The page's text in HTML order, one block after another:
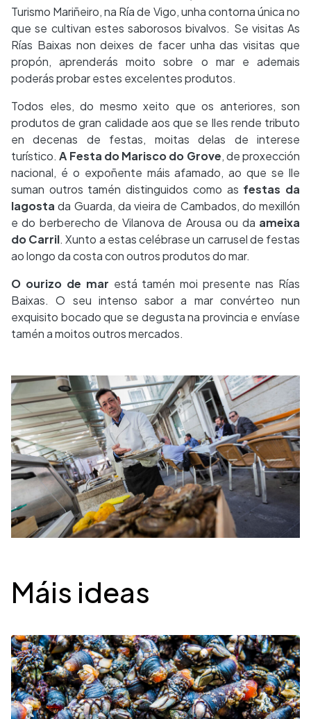
Turismo Mariñeiro, na Ría de Vigo, unha contorna única no
que se cultivan estes saborosos bivalvos. Se visitas As
Rías Baixas non deixes de facer unha das visitas que
propón, aprenderás moito sobre o mar e ademais
poderás probar estes excelentes produtos.
Todos eles, do mesmo xeito que os anteriores, son
produtos de gran calidade aos que se lles rende tributo
en decenas de festas, moitas delas de interese
turístico.A Festa do Marisco do Grove, de proxección
nacional, é o expoñente máis afamado, ao que se lle
suman outros tamén distinguidos como as festas da
lagosta da Guarda, da vieira de Cambados, do mexillón
e do berberecho de Vilanova de Arousa ou da ameixa
do Carril. Xunto a estas celébrase un carrusel de festas
ao longo da costa con outros produtos do mar.
O ourizo de mar está tamén moi presente nas Rías
Baixas. O seu intenso sabor a mar convérteo nun
exquisito bocado que se degusta na provincia e envíase
tamén a moitos outros mercados.
Desplegable
Máis ideas